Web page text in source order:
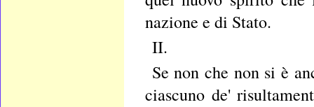
nazione e di Stato.
II.
Se non che non si è
ciascuno de'